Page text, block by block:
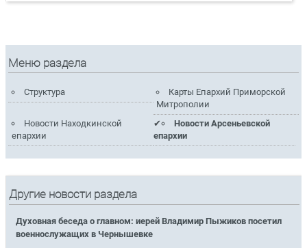
Меню раздела
Структура
Карты Епархий Приморской
Митрополии
Новости Находкинской
епархии
Новости Арсеньевской
епархии
Другие новости раздела
Духовная беседа о главном: иерей Владимир Пыжиков посетил
военнослужащих в Чернышевке